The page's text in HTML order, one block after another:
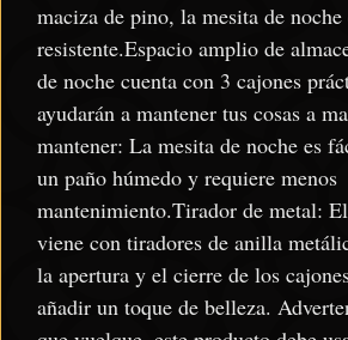
maciza de pino, la mesita de noche
resistente.Espacio amplio de
de noche cuenta con 3 cajones
ayudarán a mantener tus cosas a
mantener: La mesita de noche es
un paño húmedo y requiere menos
mantenimiento.Tirador de metal:
viene con tiradores de anilla
la apertura y el cierre de los
añadir un toque de belleza.